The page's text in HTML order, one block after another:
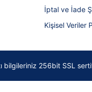
İptal ve İade
Kişisel Veriler
bilgileriniz 256bit SSL